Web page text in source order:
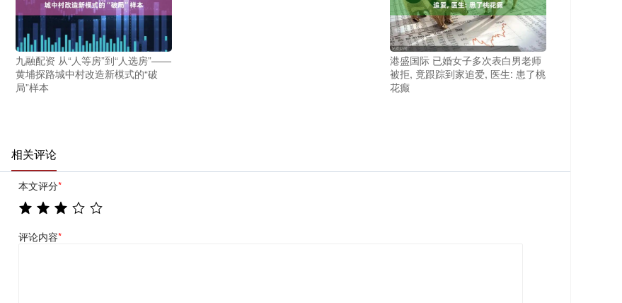
九融配资 从“人等房”到“人选房”——
黄埔探路城中村改造新模式的“破
局”样本
港盛国际 已婚女子多次表白男老师
被拒, 竟跟踪到家追爱, 医生: 患了桃
花癫
相关评论
本文评分*
评论内容*